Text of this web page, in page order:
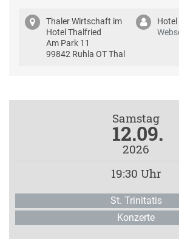
Thaler Wirtschaft im
Hotel Thalfried
Am Park 11
99842 Ruhla OT Thal
Hotel
Samstag
12.09.
2026
19:30 Uhr
St. Trinitatis
Konzerte